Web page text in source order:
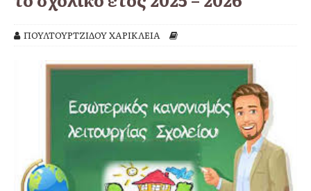
ΠΟΥΛΤΟΥΡΤΖΙΔΟΥ ΧΑΡΙΚΛΕΙΑ